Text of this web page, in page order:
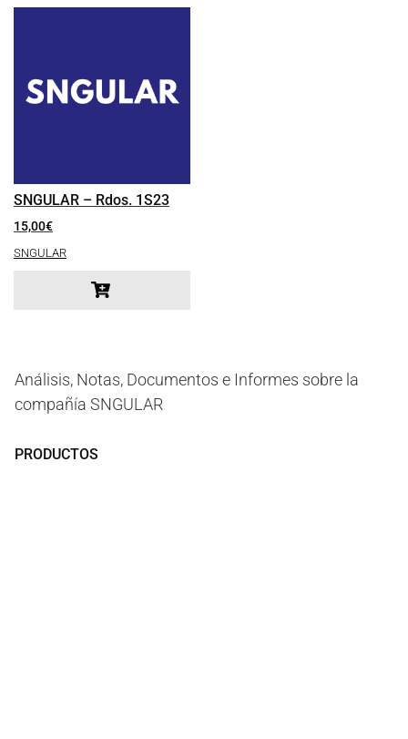
SNGULAR – Rdos. 1S23
15,00€
SNGULAR
Análisis, Notas, Documentos e Informes sobre la
compañía SNGULAR
PRODUCTOS